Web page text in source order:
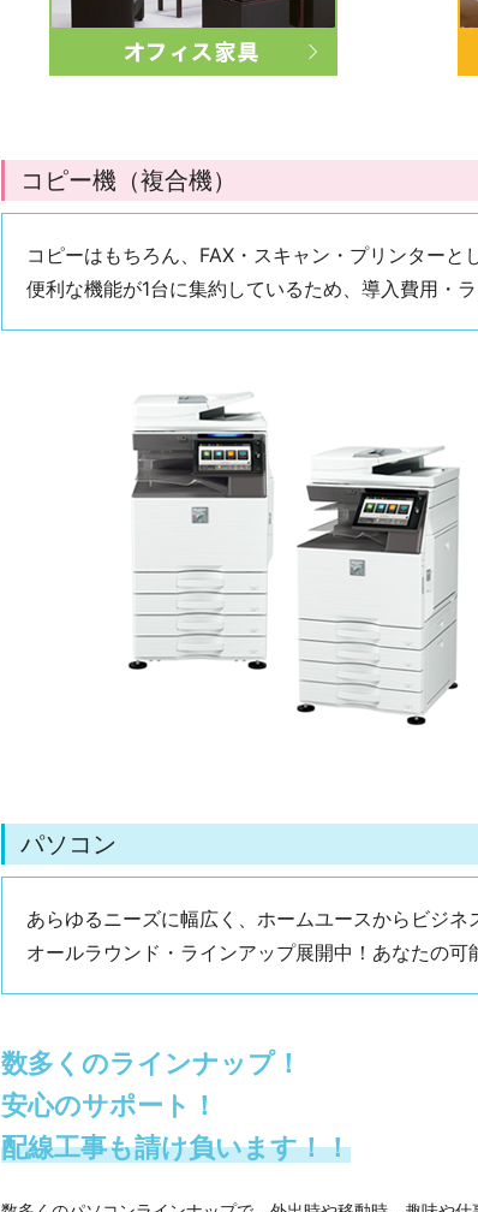
コピー機（複合機）
コピーはもちろん、FAX・スキャン・プリンターと
便利な機能が1台に集約しているため、導入費用・
パソコン
あらゆるニーズに幅広く、ホームユースからビジネ
オールラウンド・ラインアップ展開中！あなたの可
数多くのラインナップ！
安心のサポート！
配線工事も請け負います！！